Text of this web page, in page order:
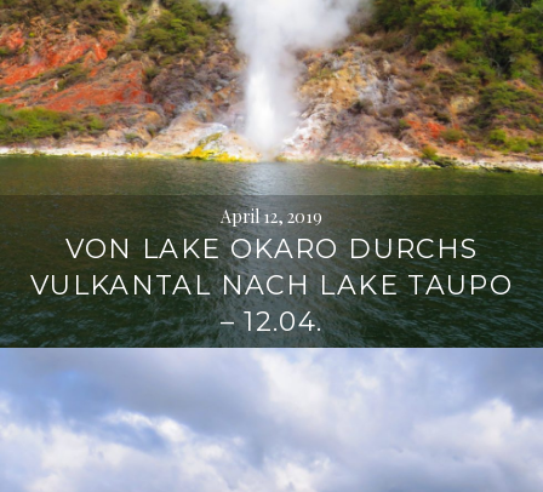
April 12, 2019
VON LAKE OKARO DURCHS
VULKANTAL NACH LAKE TAUPO
– 12.04.